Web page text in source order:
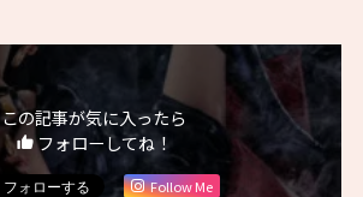
この記事が気に入ったら
フォローしてね！
Follow Me